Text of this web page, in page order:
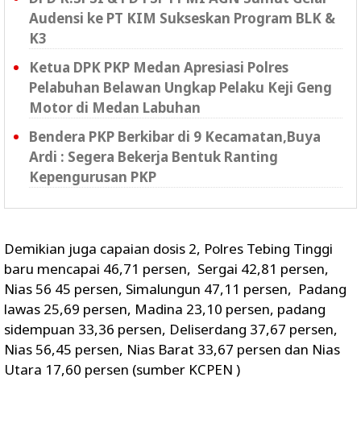
Audensi ke PT KIM Sukseskan Program BLK &
K3
Ketua DPK PKP Medan Apresiasi Polres
Pelabuhan Belawan Ungkap Pelaku Keji Geng
Motor di Medan Labuhan
Bendera PKP Berkibar di 9 Kecamatan,Buya
Ardi : Segera Bekerja Bentuk Ranting
Kepengurusan PKP
Demikian juga capaian dosis 2, Polres Tebing Tinggi
baru mencapai 46,71 persen, Sergai 42,81 persen,
Nias 56 45 persen, Simalungun 47,11 persen, Padang
lawas 25,69 persen, Madina 23,10 persen, padang
sidempuan 33,36 persen, Deliserdang 37,67 persen,
Nias 56,45 persen, Nias Barat 33,67 persen dan Nias
Utara 17,60 persen (sumber KCPEN )